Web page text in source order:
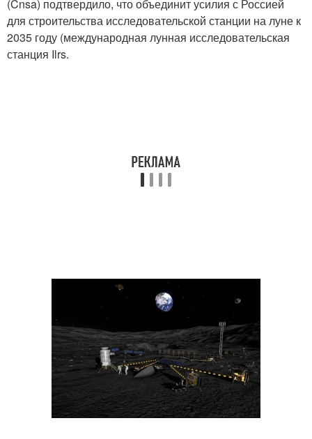
(Cnsa) подтвердило, что объединит усилия с Россией
для строительства исследовательской станции на луне к
2035 году (международная лунная исследовательская
станция Ilrs.